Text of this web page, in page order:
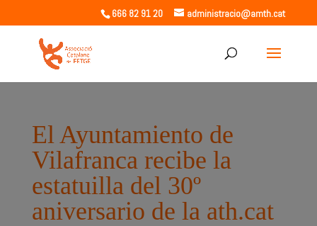
666 82 91 20 administracio@amth.cat
El Ayuntamiento de
Vilafranca recibe la
estatuilla del 30º
aniversario de la ath.cat